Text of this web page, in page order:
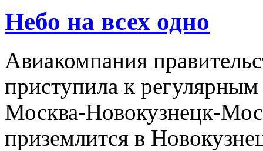
Небо на всех одно
Авиакомпания
приступила к
Москва-Новокузнецк-
приземлится в